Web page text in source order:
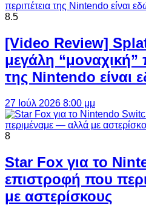
8.5
[Video Review]
μεγάλη “μοναχική”
της Nintendo είναι
27 Ιούλ 2026 8:00 μμ
8
Star Fox για το
επιστροφή που
με αστερίσκους